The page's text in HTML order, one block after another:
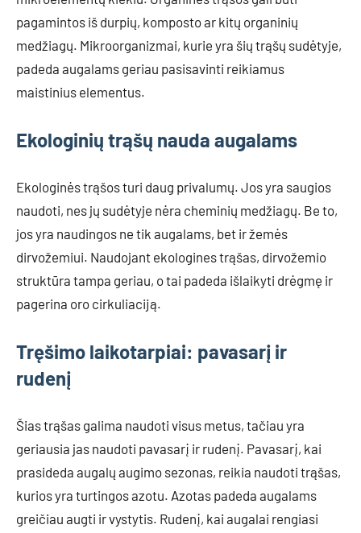
pagamintos iš durpių, komposto ar kitų organinių
medžiagų. Mikroorganizmai, kurie yra šių trąšų sudėtyje,
padeda augalams geriau pasisavinti reikiamus
maistinius elementus.
Ekologinių trąšų nauda augalams
Ekologinės trąšos turi daug privalumų. Jos yra saugios
naudoti, nes jų sudėtyje nėra cheminių medžiagų. Be to,
jos yra naudingos ne tik augalams, bet ir žemės
dirvožemiui. Naudojant ekologines trąšas, dirvožemio
struktūra tampa geriau, o tai padeda išlaikyti drėgmę ir
pagerina oro cirkuliaciją.
Tręšimo laikotarpiai: pavasarį ir
rudenį
Šias trąšas galima naudoti visus metus, tačiau yra
geriausia jas naudoti pavasarį ir rudenį. Pavasarį, kai
prasideda augalų augimo sezonas, reikia naudoti trąšas,
kurios yra turtingos azotu. Azotas padeda augalams
greičiau augti ir vystytis. Rudenį, kai augalai rengiasi